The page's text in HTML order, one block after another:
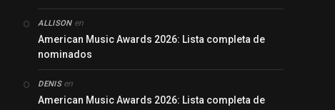
ALLISONen
American Music Awards 2026: Lista completa de
nominados
DENISen
American Music Awards 2026: Lista completa de